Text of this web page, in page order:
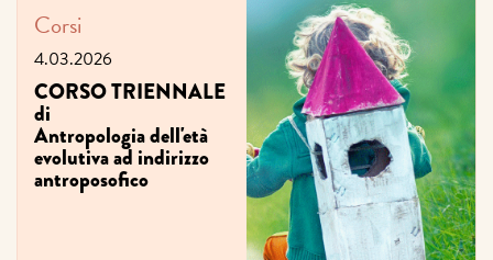
Corsi
4.03.2026
CORSO TRIENNALE
di
Antropologia dell'età
evolutiva ad indirizzo
antroposofico